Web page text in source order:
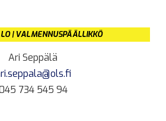
| VALMENNUSPÄÄLLIKKÖ
Ari Seppälä
734 545 94